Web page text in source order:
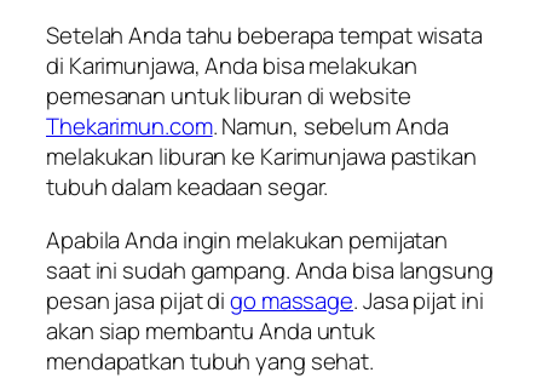
Setelah Anda tahu beberapa tempat wisata
di Karimunjawa, Anda bisa melakukan
pemesanan untuk liburan di website
Thekarimun.com. Namun, sebelum Anda
melakukan liburan ke Karimunjawa pastikan
tubuh dalam keadaan segar.
Apabila Anda ingin melakukan pemijatan
saat ini sudah gampang. Anda bisa langsung
pesan jasa pijat digo massage. Jasa pijat ini
akan siap membantu Anda untuk
mendapatkan tubuh yang sehat.